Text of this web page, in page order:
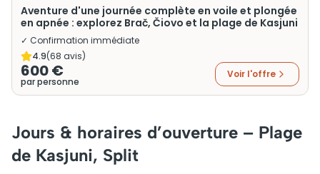
Aventure d'une journée complète en voile et plongée
en apnée : explorez Brač, Čiovo et la plage de Kasjuni
✓ Confirmation immédiate
4.9(68 avis)
600 €
par personne
Voir l'offre
Jours & horaires d’ouverture – Plage
de Kasjuni, Split